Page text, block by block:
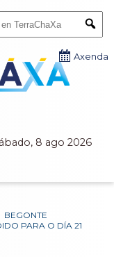
8 ago 2026
Axenda
BEGONTE
PARA O DÍA 21